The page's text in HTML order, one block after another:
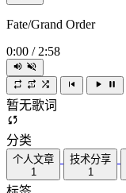
Fate/Grand Order
0:00 / 2:58
暂无歌词
分类
个人文章
1
技术分享
1